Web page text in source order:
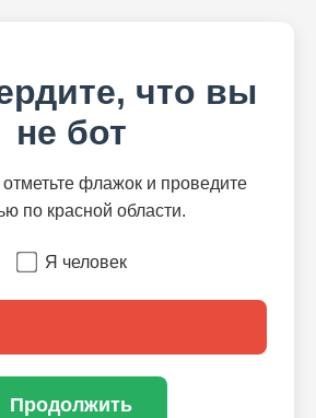
что вы
не бот
флажок и проведите
по красной области.
Я человек
Продолжить